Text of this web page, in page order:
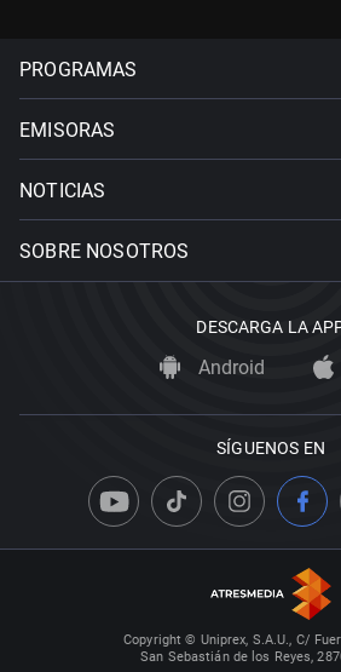
PROGRAMAS
EMISORAS
NOTICIAS
SOBRE NOSOTROS
DESCARGA LA
Android
SÍGUENOS EN
Copyright © Uniprex, S.A.U., C/
San Sebastián de los Reyes,